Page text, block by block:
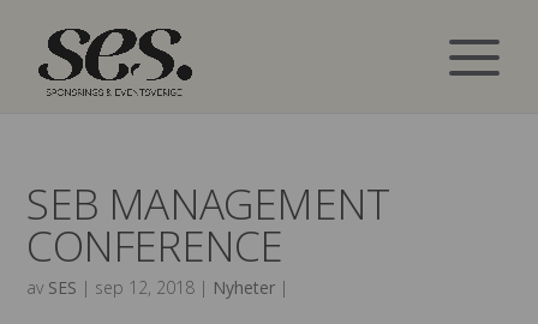
SEB MANAGEMENT
CONFERENCE
av SES | sep 12, 2018 | Nyheter |